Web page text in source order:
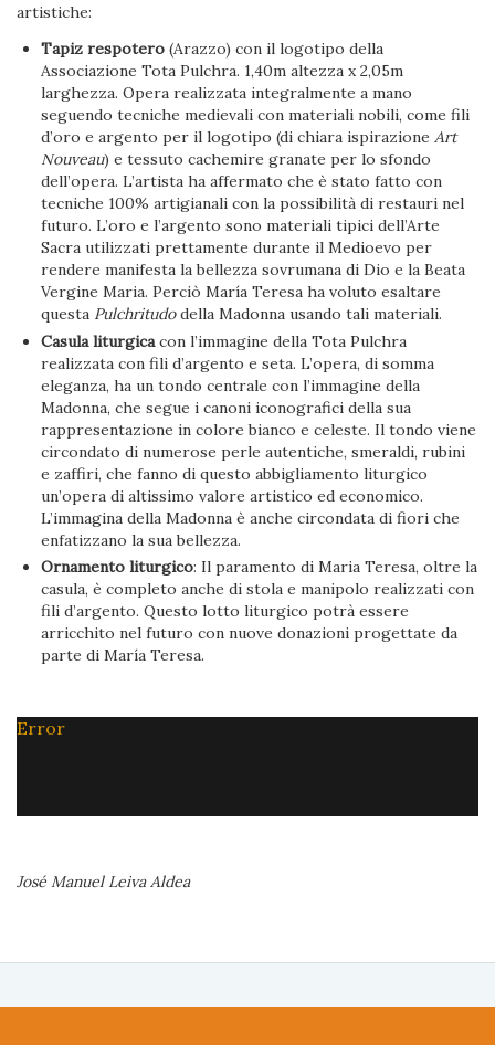
artistiche:
Tapiz respotero (Arazzo) con il logotipo della
Associazione Tota Pulchra. 1,40m altezza x 2,05m
larghezza. Opera realizzata integralmente a mano
seguendo tecniche medievali con materiali nobili, come fili
d’oro e argento per il logotipo (di chiara ispirazioneArt
Nouveau) e tessuto cachemire granate per lo sfondo
dell’opera. L’artista ha affermato che è stato fatto con
tecniche 100% artigianali con la possibilità di restauri nel
futuro. L’oro e l’argento sono materiali tipici dell’Arte
Sacra utilizzati prettamente durante il Medioevo per
rendere manifesta la bellezza sovrumana di Dio e la Beata
Vergine Maria. Perciò María Teresa ha voluto esaltare
questa Pulchritudodella Madonna usando tali materiali.
Casula liturgicacon l’immagine della Tota Pulchra
realizzata con fili d’argento e seta. L’opera, di somma
eleganza, ha un tondo centrale con l’immagine della
Madonna, che segue i canoni iconografici della sua
rappresentazione in colore bianco e celeste. Il tondo viene
circondato di numerose perle autentiche, smeraldi, rubini
e zaffiri, che fanno di questo abbigliamento liturgico
un’opera di altissimo valore artistico ed economico.
L’immagina della Madonna è anche circondata di fiori che
enfatizzano la sua bellezza.
Ornamento liturgico: Il paramento di Maria Teresa, oltre la
casula, è completo anche di stola e manipolo realizzati con
fili d’argento. Questo lotto liturgico potrà essere
arricchito nel futuro con nuove donazioni progettate da
parte di María Teresa.
Error
José Manuel Leiva Aldea